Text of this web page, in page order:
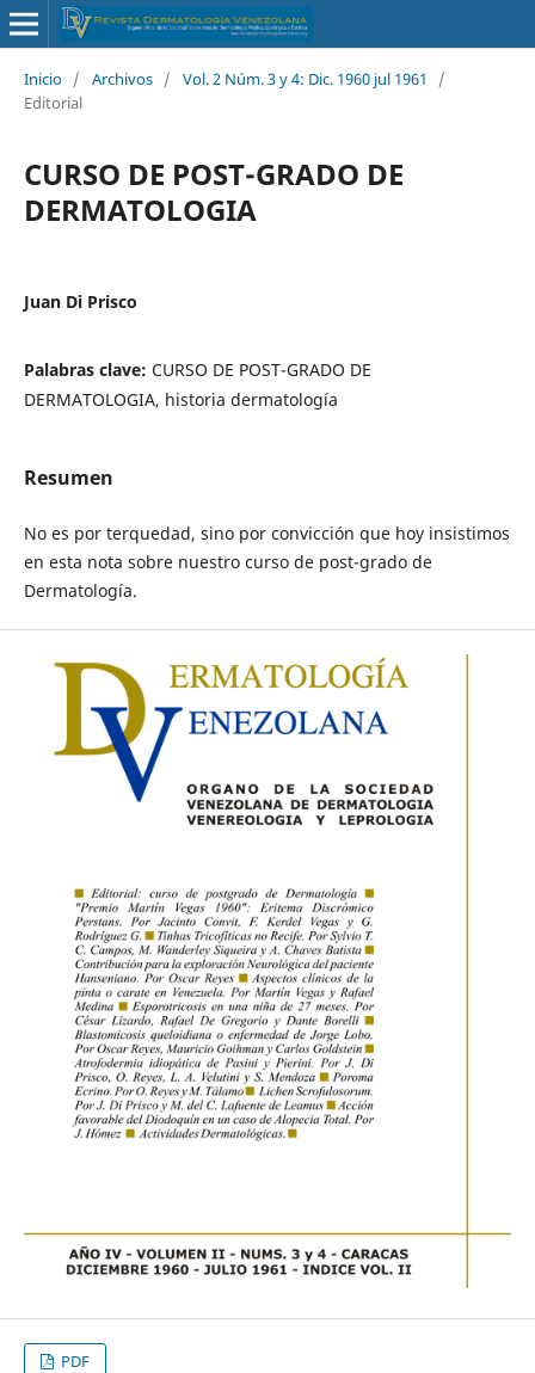
Inicio / Archivos / Vol. 2 Núm. 3 y 4: Dic. 1960 jul 1961
/
Editorial
CURSO DE POST-GRADO DE
DERMATOLOGIA
Juan Di Prisco
Palabras clave: CURSO DE POST-GRADO DE
DERMATOLOGIA, historia dermatología
Resumen
No es por terquedad, sino por convicción que hoy insistimos
en esta nota sobre nuestro curso de post-grado de
Dermatología.
PDF